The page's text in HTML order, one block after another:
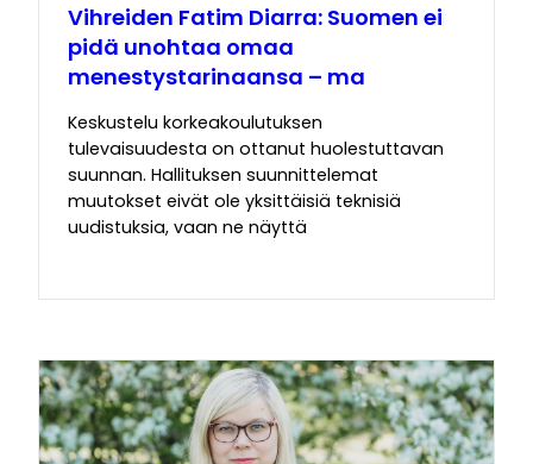
Vihreiden Fatim Diarra: Suomen ei
pidä unohtaa omaa
menestystarinaansa – ma
Keskustelu korkeakoulutuksen
tulevaisuudesta on ottanut huolestuttavan
suunnan. Hallituksen suunnittelemat
muutokset eivät ole yksittäisiä teknisiä
uudistuksia, vaan ne näyttä